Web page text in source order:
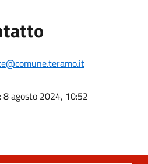
: 8 agosto 2024, 10:52